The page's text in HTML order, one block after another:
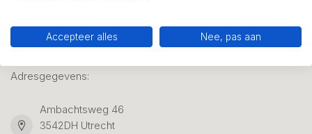
Adresgegevens:
Ambachtsweg 46
3542DH Utrecht
Accepteer alles Nee, pas aan